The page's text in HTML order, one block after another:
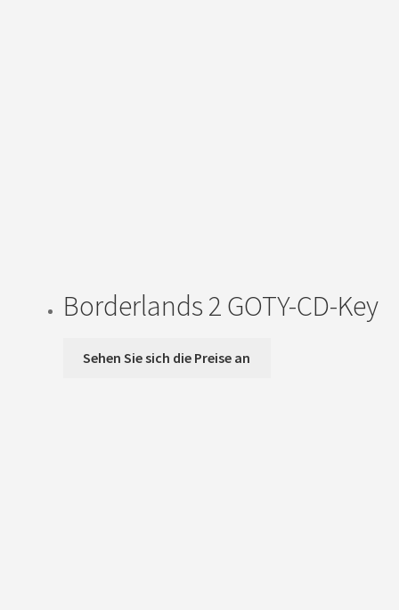
Borderlands 2 GOTY-CD-Key
Sehen Sie sich die Preise an